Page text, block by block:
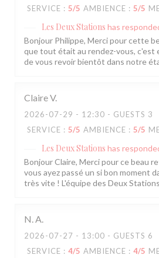
SERVICE : 5/5 AMBIENCE : 5/5
Les Deux Stations has
Bonjour Philippe, Merci pour cette
que tout était au rendez-vous, c'est
de vous revoir bientôt dans notre
ClaireV
2026-07-29 - 12:30 - GUESTS 3
SERVICE : 5/5 AMBIENCE : 5/5
Les Deux Stations has
Bonjour Claire, Merci pour ce beau
vous ayez passé un si bon moment
très vite ! L'équipe des Deux
N.A
2026-07-27 - 13:00 - GUESTS 6
SERVICE : 4/5 AMBIENCE : 4/5